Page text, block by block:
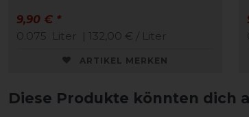
9,90 € *
0.075 Liter | 132,00 € / Liter
ARTIKEL MERKEN
Diese Produkte könnten dich